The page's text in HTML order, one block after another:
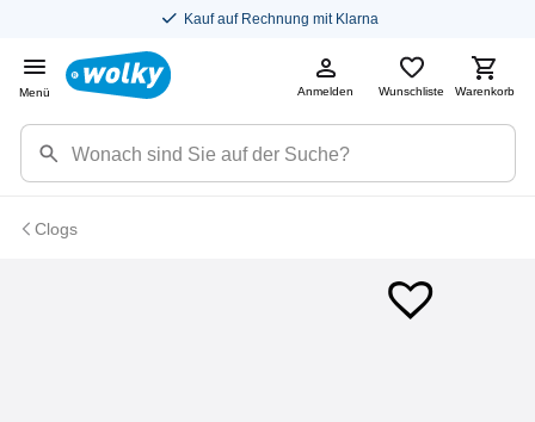
Kauf auf Rechnung mit Klarna
Menü Anmelden Wunschliste Warenkorb
Clogs